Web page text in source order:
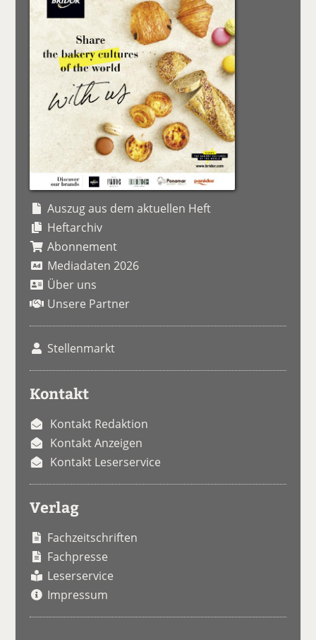
Auszug aus dem aktuellen Heft
Heftarchiv
Abonnement
Mediadaten 2026
Über uns
Unsere Partner
Stellenmarkt
Kontakt
Kontakt Redaktion
Kontakt Anzeigen
Kontakt Leserservice
Verlag
Fachzeitschriften
Fachpresse
Leserservice
Impressum